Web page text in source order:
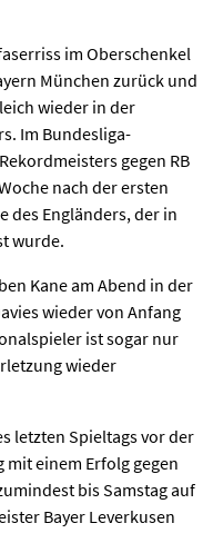
im Oberschenkel
München zurück und
wieder in der
Im Bundesliga-
gegen RB
nach der ersten
des Engländers, der in
wurde.
Kane am Abend in der
wieder von Anfang
ist sogar nur
wieder
letzten Spieltags vor der
einem Erfolg gegen
bis Samstag auf
Bayer Leverkusen